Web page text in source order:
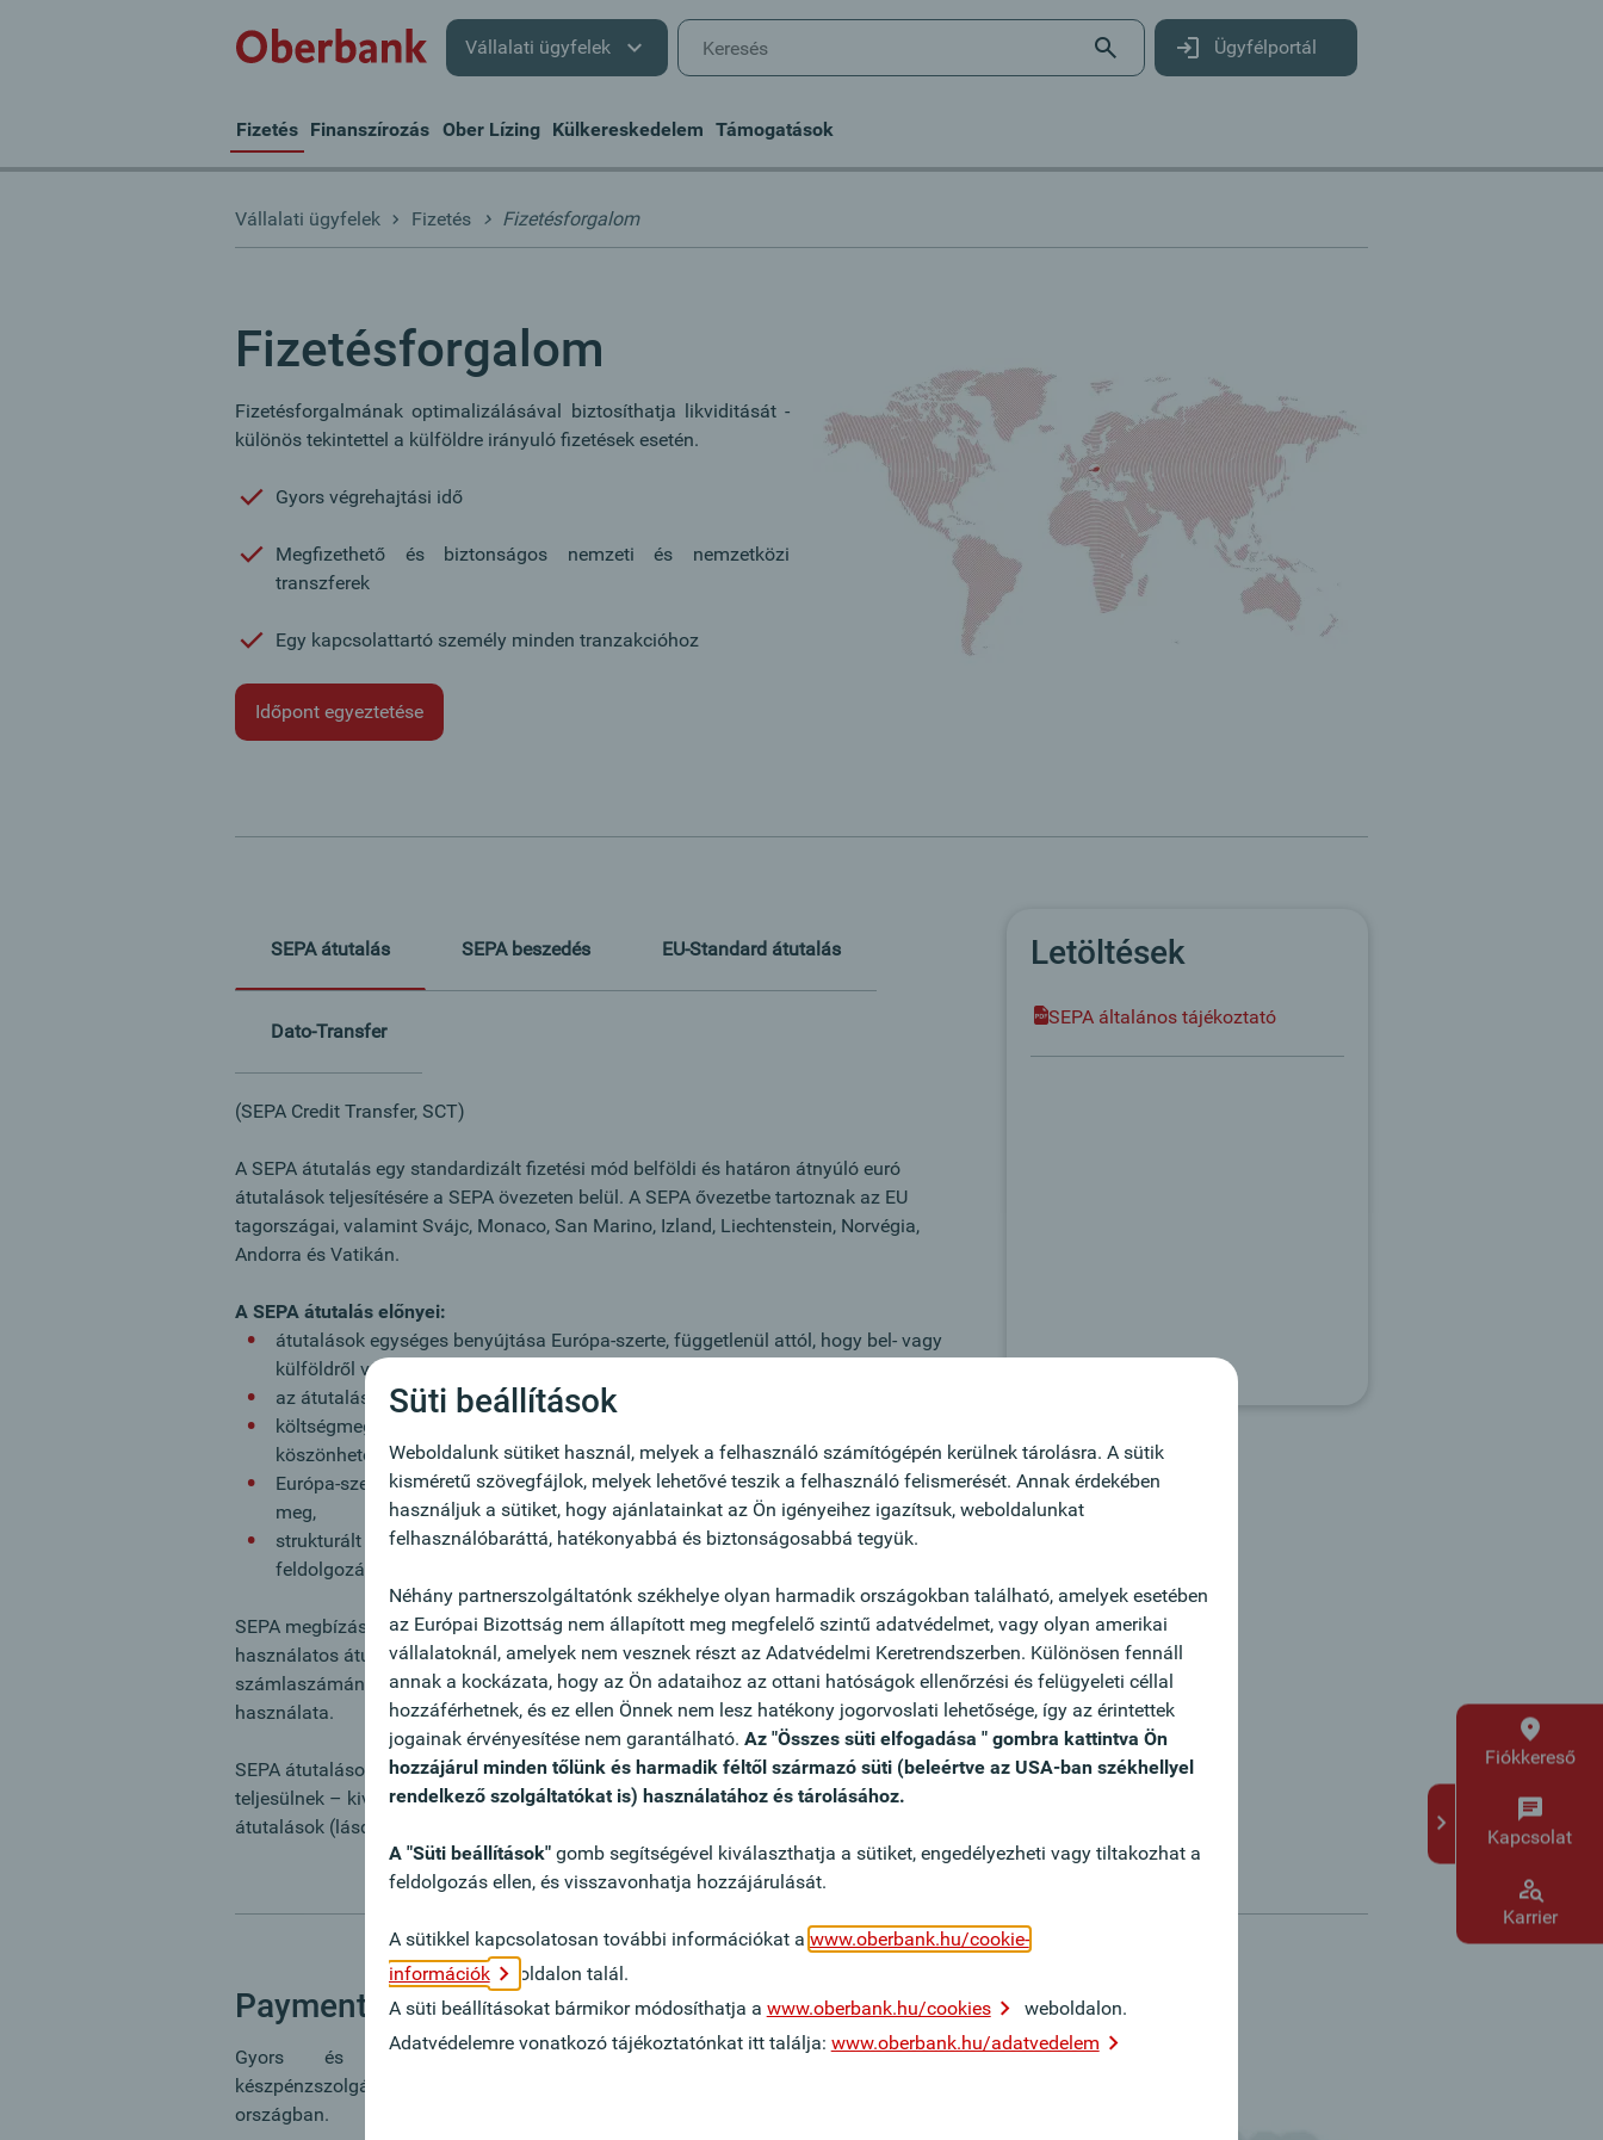
Vállalati ügyfelek Ügyfélportál
Fizetés Finanszírozás Ober Lízing Külkereskedelem Támogatások
Vállalati ügyfelek Fizetés Fizetésforgalom
Fizetésforgalom
Fizetésforgalmának optimalizálásával biztosíthatja likviditását -
különös tekintettel a külföldre irányuló fizetések esetén.
Gyors végrehajtási idő
Megfizethető és biztonságos nemzeti és nemzetközi
transzferek
Egy kapcsolattartó személy minden tranzakcióhoz
Időpont egyeztetése
SEPA átutalás SEPA beszedés EU-Standard átutalás
Dato-Transfer
(SEPA Credit Transfer, SCT)
A SEPA átutalás egy standardizált fizetési mód belföldi és határon átnyúló euró
átutalások teljesítésére a SEPA övezeten belül. A SEPA ővezetbe tartoznak az EU
tagországai, valamint Svájc, Monaco, San Marino, Izland, Liechtenstein, Norvégia,
Andorra és Vatikán.
A SEPA átutalás előnyei:
átutalások egységes benyújtása Európa-szerte, függetlenül attól, hogy bel- vagy
külföldről van-e szó,
az átutalási összeg nagysága nem esik összegkorlátozás alá,
költségmegtakarítás és biztonság a standardizált európai normáknak
köszönhetően,
Európa-szerte alkalmazott azonos bankadatok a racionalizálás lehetőségét nyitják
meg,
strukturált fizetési információk segítségével optimalizálható a számlaadatok
feldolgozása.
SEPA megbízás beadására elektronikusan vagy papíralapon az adott országban
használatos átutalási megbízás segítségével van lehetőség. Feltétele a címzett IBAN
számlaszámának megadása, ill. elektronikus benyújtás esetén XML adatformátum
használata.
SEPA átutalások az EU és EGK tagországokon belül a belföldi megbízási díjakon
teljesülnek – kivételt képeznek a Svájcba, San Marinóba vagy Monacóba irányuló
átutalások (lásd 260/2012. sz. EU rendeletet).
Letöltések
SEPA általános tájékoztató
Payment Area
Gyors és kedvező számla-, fizetésforgalmi és
készpénzszolgáltatások egy kézből - határokat átívelve, öt
országban.
Fiókkereső
Kapcsolat
Karrier
Süti beállítások
Weboldalunk sütiket használ, melyek a felhasználó számítógépén kerülnek tárolásra. A sütik
kisméretű szövegfájlok, melyek lehetővé teszik a felhasználó felismerését. Annak érdekében
használjuk a sütiket, hogy ajánlatainkat az Ön igényeihez igazítsuk, weboldalunkat
felhasználóbaráttá, hatékonyabbá és biztonságosabbá tegyük.
Néhány partnerszolgáltatónk székhelye olyan harmadik országokban található, amelyek esetében
az Európai Bizottság nem állapított meg megfelelő szintű adatvédelmet, vagy olyan amerikai
vállalatoknál, amelyek nem vesznek részt az Adatvédelmi Keretrendszerben. Különösen fennáll
annak a kockázata, hogy az Ön adataihoz az ottani hatóságok ellenőrzési és felügyeleti céllal
hozzáférhetnek, és ez ellen Önnek nem lesz hatékony jogorvoslati lehetősége, így az érintettek
jogainak érvényesítése nem garantálható. Az "Összes süti elfogadása " gombra kattintva Ön
hozzájárul minden tőlünk és harmadik féltől származó süti (beleértve az USA-ban székhellyel
rendelkező szolgáltatókat is) használatához és tárolásához.
A "Süti beállítások"gomb segítségével kiválaszthatja a sütiket, engedélyezheti vagy tiltakozhat a
feldolgozás ellen, és visszavonhatja hozzájárulását.
A sütikkel kapcsolatosan további információkat a www.oberbank.hu/cookie-
információk
oldalon talál.
A süti beállításokat bármikor módosíthatja a www.oberbank.hu/cookies
weboldalon.
Adatvédelemre vonatkozó tájékoztatónkat itt találja: www.oberbank.hu/adatvedelem